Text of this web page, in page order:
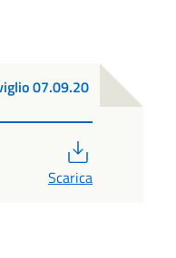
07.09.20
Scarica